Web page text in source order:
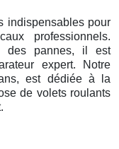
indispensables pour
professionnels.
des pannes, il est
expert. Notre
est dédiée à la
de volets roulants